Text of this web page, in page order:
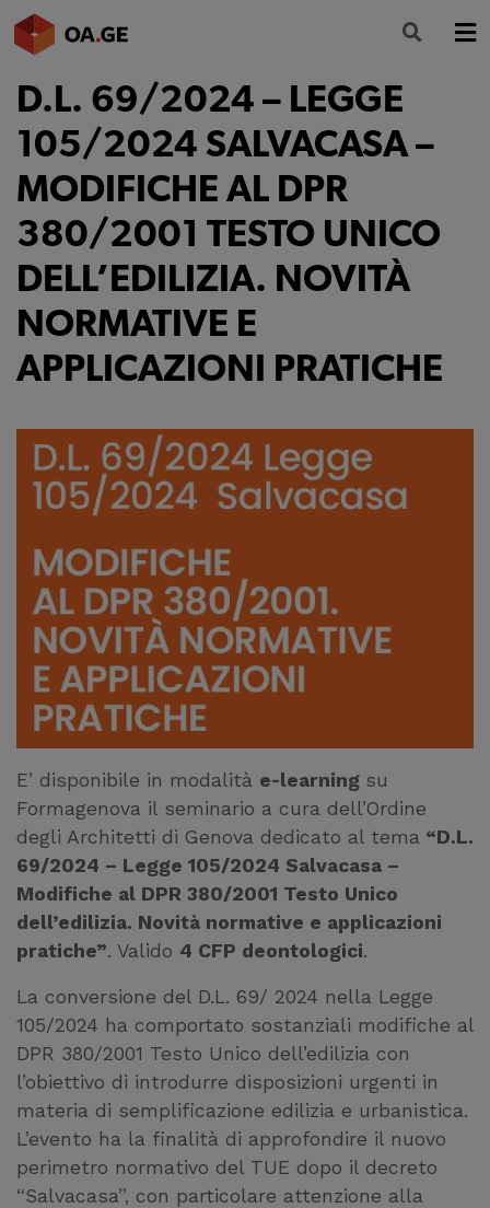
L’ORDINE
AMMINISTRAZIONE TRASPARENTE
ALBO
SEGRETERIA
SERVIZI
FORMAZIONE
D.L. 69/2024 – LEGGE
105/2024 SALVACASA –
MODIFICHE AL DPR
380/2001 TESTO UNICO
DELL’EDILIZIA. NOVITÀ
NORMATIVE E
APPLICAZIONI PRATICHE
E’ disponibile in modalità e-learning su
Formagenova il seminario a cura dell’Ordine
degli Architetti di Genova dedicato al tema “D.L.
69/2024 – Legge 105/2024 Salvacasa –
Modifiche al DPR 380/2001 Testo Unico
dell’edilizia. Novità normative e applicazioni
pratiche”. Valido 4 CFP deontologici.
La conversione del D.L. 69/ 2024 nella Legge
105/2024 ha comportato sostanziali modifiche al
DPR 380/2001 Testo Unico dell’edilizia con
l’obiettivo di introdurre disposizioni urgenti in
materia di semplificazione edilizia e urbanistica.
L’evento ha la finalità di approfondire il nuovo
perimetro normativo del TUE dopo il decreto
“Salvacasa”, con particolare attenzione alla